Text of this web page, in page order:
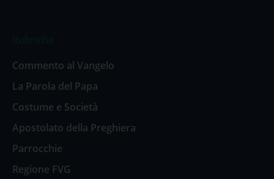
Commento al Vangelo
La Parola del Papa
Costume e Società
Apostolato della Preghiera
Parrocchie
Regione FVG